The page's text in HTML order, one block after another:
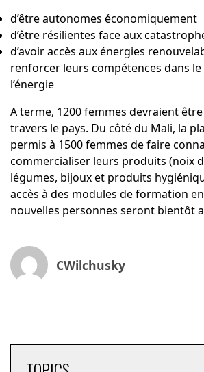
d’être autonomes économiquement
d’être résilientes face aux
d’avoir accès aux énergies
renforcer leurs compétences dans
l’énergie
A terme, 1200 femmes devraient
travers le pays. Du côté du Mali, la
permis à 1500 femmes de faire
commercialiser leurs produits (noix
légumes, bijoux et produits
accès à des modules de formation
nouvelles personnes seront bientôt
CWilchusky